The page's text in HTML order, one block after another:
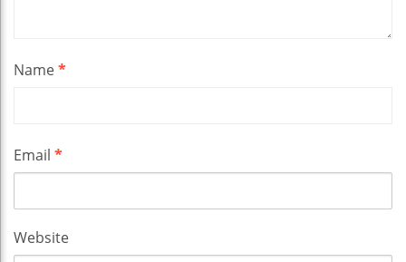
Name*
Email *
Website